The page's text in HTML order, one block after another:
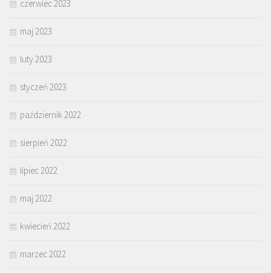
czerwiec 2023
maj 2023
luty 2023
styczeń 2023
październik 2022
sierpień 2022
lipiec 2022
maj 2022
kwiecień 2022
marzec 2022